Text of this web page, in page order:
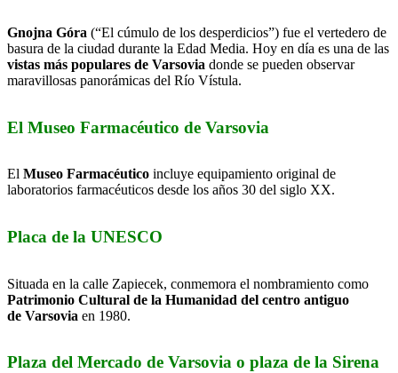
Gnojna Góra (“El cúmulo de los desperdicios”) fue el vertedero de
basura de la ciudad durante la Edad Media. Hoy en día es una de las
vistas más populares de Varsovia donde se pueden observar
maravillosas panorámicas del Río Vístula.
El Museo Farmacéutico de Varsovia
El Museo Farmacéutico incluye equipamiento original de
laboratorios farmacéuticos desde los años 30 del siglo XX.
Placa de la UNESCO
Situada en la calle Zapiecek, conmemora el nombramiento como
Patrimonio Cultural de la Humanidad del centro antiguo
de Varsovia en 1980.
Plaza del Mercado de Varsovia o plaza de la Sirena